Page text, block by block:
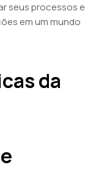
seus processos e
em um mundo
da